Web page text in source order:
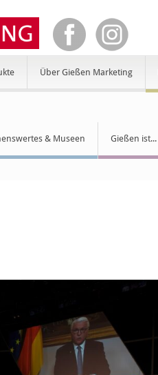
Über Gießen Marketing
& Museen Gießen ist...